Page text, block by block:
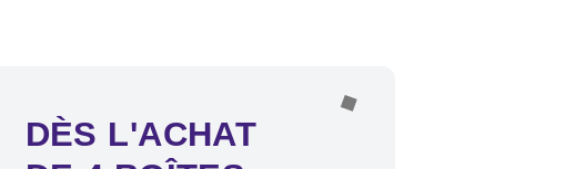
DÈS L'ACHAT